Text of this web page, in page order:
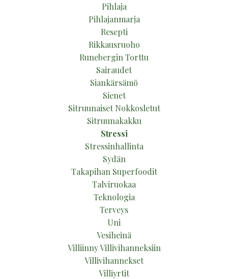
Pihlaja
Pihlajanmarja
Resepti
Rikkausruoho
Runebergin Torttu
Sairaudet
Siankärsämö
Sienet
Sitruunaiset Nokkosletut
Sitruunakakku
Stressi
Stressinhallinta
Sydän
Takapihan Superfoodit
Talviruokaa
Teknologia
Terveys
Uni
Vesiheinä
Villiinny Villivihanneksiin
Villivihannekset
Villiyrtit